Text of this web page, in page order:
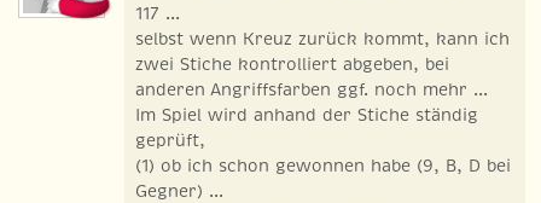
117 ...
selbst wenn Kreuz zurück kommt, kann ich
zwei Stiche kontrolliert abgeben, bei
anderen Angriffsfarben ggf. noch mehr ...
Im Spiel wird anhand der Stiche ständig
geprüft,
(1) ob ich schon gewonnen habe (9, B, D bei
Gegner) ...